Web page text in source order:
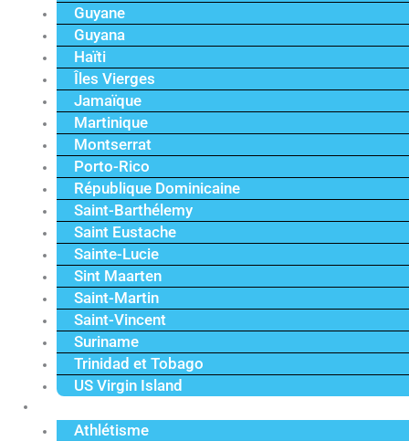
Guyane
Guyana
Haïti
Îles Vierges
Jamaïque
Martinique
Montserrat
Porto-Rico
République Dominicaine
Saint-Barthélemy
Saint Eustache
Sainte-Lucie
Sint Maarten
Saint-Martin
Saint-Vincent
Suriname
Trinidad et Tobago
US Virgin Island
Athlétisme